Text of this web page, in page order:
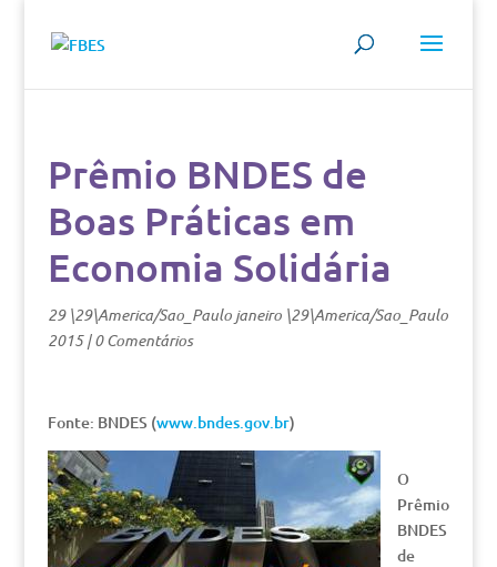
Prêmio BNDES de
Boas Práticas em
Economia Solidária
29 \29\America/Sao_Paulo janeiro \29\America/Sao_Paulo
2015|0 Comentários
Fonte: BNDES (www.bndes.gov.br)
O
Prêmio
BNDES
de